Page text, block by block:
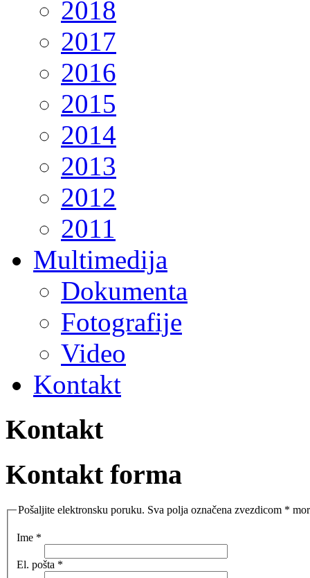
2018
2017
2016
2015
2014
2013
2012
2011
Multimedija
Dokumenta
Fotografije
Video
Kontakt
Kontakt
Kontakt forma
Pošaljite elektronsku poruku. Sva polja označena zvezdicom *
Ime *
El. pošta *